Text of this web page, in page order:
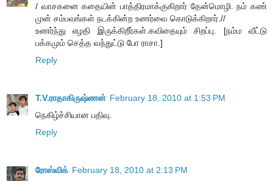
/ வாசகனை கதையின் பாத்திரமாக்குகிறார் தேன்மொழி. நம் கண்
முன் சம்பவங்கள் நடக்கின்ற உணர்வை கொடுக்கிறார்.//
உணர்ந்து எழதி இருக்கிறீர்கள்.கவிதையும் சிறப்பு. [நம்ம வீட்டு
பக்கமும் செத்த வந்துட்டு போ ராசா.]
Reply
T.V.ராதாகிருஷ்ணன் February 18, 2010 at 1:53 PM
நெகிழ்ச்சியான பதிவு.
Reply
ரோஸ்விக் February 18, 2010 at 2:13 PM